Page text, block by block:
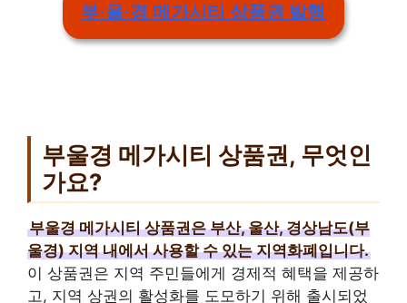
부·울·경 메가시티 상품권 발행
부울경 메가시티 상품권, 무엇인
가요?
부울경 메가시티 상품권은 부산, 울산, 경상남도(부
울경) 지역 내에서 사용할 수 있는 지역화폐입니다.
이 상품권은 지역 주민들에게 경제적 혜택을 제공하
고, 지역 상권의 활성화를 도모하기 위해 출시되었